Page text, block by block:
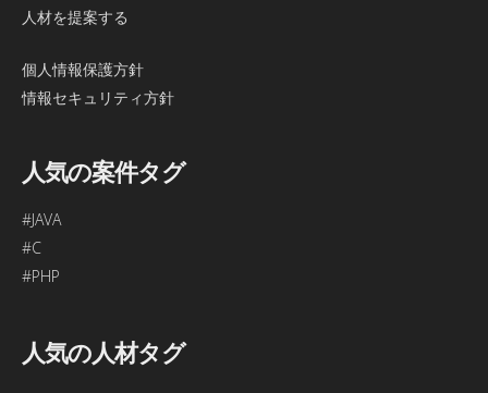
人材を提案する
個人情報保護方針
情報セキュリティ方針
人気の案件タグ
#JAVA
#C
#PHP
人気の人材タグ